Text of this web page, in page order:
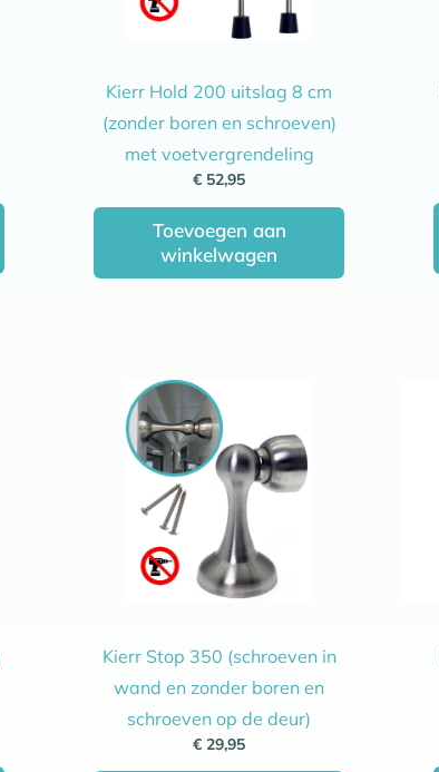
Kierr Hold 200 uitslag 8 cm
(zonder boren en schroeven)
met voetvergrendeling
€ 52,95
Toevoegen aan
winkelwagen
Kierr Stop 350 (schroeven in
wand en zonder boren en
schroeven op de deur)
€ 29,95